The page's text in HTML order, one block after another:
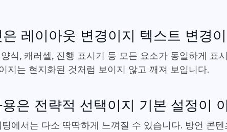
레이아웃 변경이지 텍스트 변경
식, 캐러셀, 진행 표시기 등 모든 요소가 동일하게 표
지는 현지화된 것처럼 보이지 않고 깨져 보입니다.
은 전략적 선택이지 기본 설정이
에서는 다소 딱딱하게 느껴질 수 있습니다. 방언 콘